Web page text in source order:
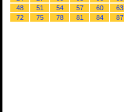
48
51 54 57 60 63
72
75 78 81 84 87